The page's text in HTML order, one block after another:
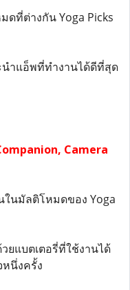
ที่ต่างกัน Yoga Picks
ำแอ็พที่ทำงานได้ดีที่สุด
Camera
นมัลติโหมดของ Yoga
ยแบตเตอรี่ที่ใช้งานได้
นึ่งครั้ง